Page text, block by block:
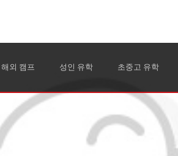
해외 캠프 성인 유학 초중고 유학